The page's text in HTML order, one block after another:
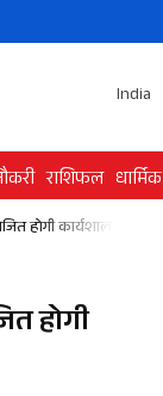
India
राशिफल धार्मिक
होगी कार्यशाला, डीसी
होगी